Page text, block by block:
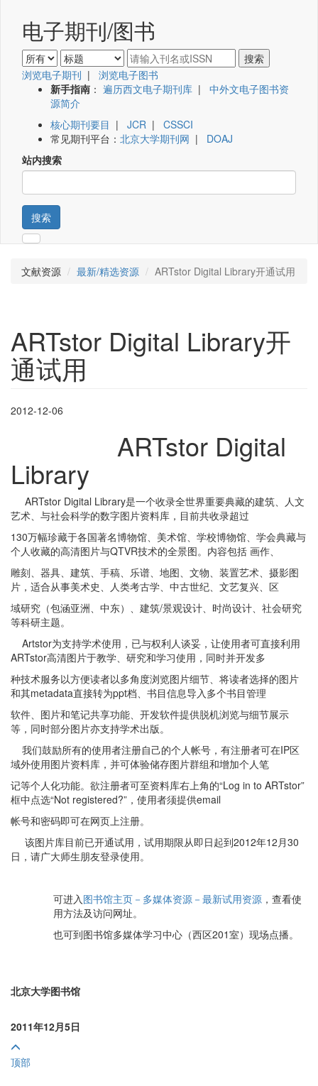
电子期刊/图书
浏览电子期刊 | 浏览电子图书
新手指南 ： 遍历西文电子期刊库 | 中外文电子图书资
源简介
核心期刊要目 | JCR | CSSCI
常见期刊平台： 北京大学期刊网 | DOAJ
站内搜索
搜索
文献资源 最新/精选资源 ARTstor Digital Library开通试用
ARTstor Digital Library开
通试用
2012-12-06
ARTstor Digital
Library
ARTstor Digital Library是一个收录全世界重要典藏的建筑、人文
艺术、与社会科学的数字图片资料库，目前共收录超过
130万幅珍藏于各国著名博物馆、美术馆、学校博物馆、学会典藏与
个人收藏的高清图片与QTVR技术的全景图。内容包括 画作、
雕刻、器具、建筑、手稿、乐谱、地图、文物、装置艺术、摄影图
片，适合从事美术史、人类考古学、中古世纪、文艺复兴、区
域研究（包涵亚洲、中东）、建筑/景观设计、时尚设计、社会研究
等科研主题。
Artstor为支持学术使用，已与权利人谈妥，让使用者可直接利用
ARTstor高清图片于教学、研究和学习使用，同时并开发多
种技术服务以方便读者以多角度浏览图片细节、将读者选择的图片
和其metadata直接转为ppt档、书目信息导入多个书目管理
软件、图片和笔记共享功能、开发软件提供脱机浏览与细节展示
等，同时部分图片亦支持学术出版。
我们鼓励所有的使用者注册自己的个人帐号，有注册者可在IP区
域外使用图片资料库，并可体验储存图片群组和增加个人笔
记等个人化功能。欲注册者可至资料库右上角的“Log in to ARTstor”
框中点选“Not registered?”，使用者须提供email
帐号和密码即可在网页上注册。
该图片库目前已开通试用，试用期限从即日起到2012年12月30
日，请广大师生朋友登录使用。
可进入图书馆主页－多媒体资源－最新试用资源 ，查看使
用方法及访问网址。
也可到图书馆多媒体学习中心（西区201室）现场点播。
北京大学图书馆
2011年12月5日
顶部